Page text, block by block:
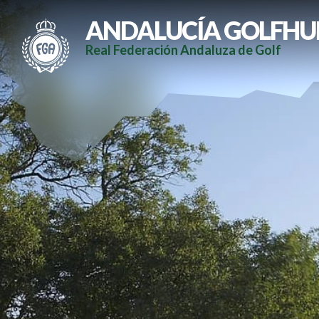
ANDALUCÍA
Real Federación Andaluza de Golf